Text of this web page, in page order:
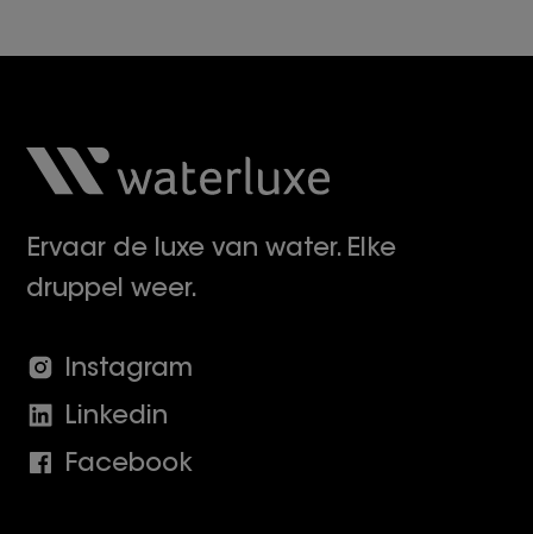
Ervaar de luxe van water. Elke
druppel weer.
Instagram
Linkedin
Facebook